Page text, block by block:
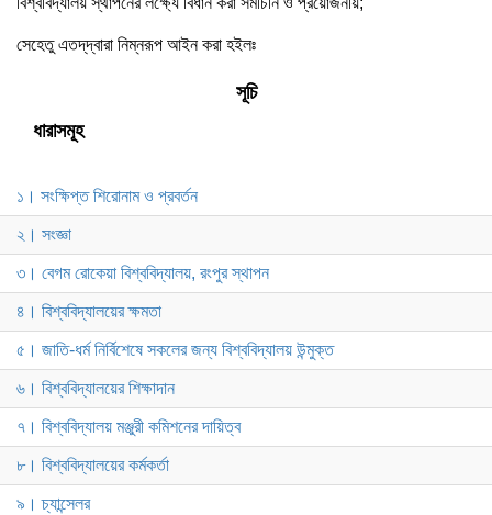
সেহেতু এতদ্‌দ্বারা নিম্নরূপ আইন করা হইলঃ
সূচি
ধারাসমূহ
১। সংক্ষিপ্ত শিরোনাম ও প্রবর্তন
২। সংজ্ঞা
৩। বেগম রোকেয়া বিশ্ববিদ্যালয়, রংপুর স্থাপন
৪। বিশ্ববিদ্যালয়ের ক্ষমতা
৫। জাতি-ধর্ম নির্বিশেষে সকলের জন্য বিশ্ববিদ্যালয় উন্মুক্ত
৬। বিশ্ববিদ্যালয়ের শিক্ষাদান
৭। বিশ্ববিদ্যালয় মঞ্জুরী কমিশনের দায়িত্ব
৮। বিশ্ববিদ্যালয়ের কর্মকর্তা
৯। চ্যান্সেলর